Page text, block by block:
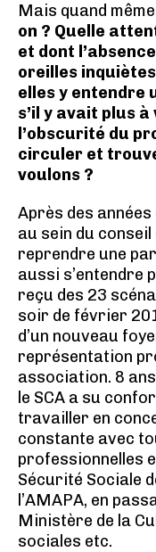
Mais quand
on ? Quelle
et dont
oreilles
elles y entendre
s’il y avait plus
l’obscurité du
circuler et
voulons ?
Après des
au sein du conseil
reprendre une
aussi s’entendre
reçu des 23
soir de février
d’un nouveau
représentation
association. 8
le SCA a su
travailler en
constante avec
professionnelles
Sécurité Sociale
l’AMAPA, en
Ministère de la
sociales etc.